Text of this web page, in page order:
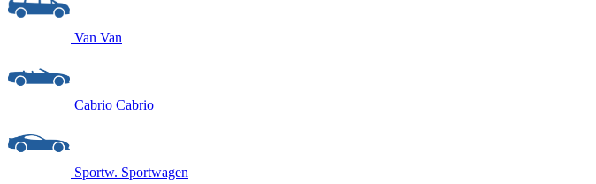
Van Van
Cabrio Cabrio
Sportw. Sportwagen